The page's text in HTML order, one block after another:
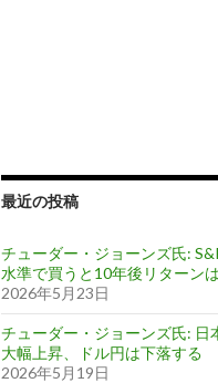
最近の投稿
チューダー・ジョーンズ氏:
水準で買うと10年後リターン
2026年5月23日
チューダー・ジョーンズ氏: 日
大幅上昇、ドル円は下落する
2026年5月19日